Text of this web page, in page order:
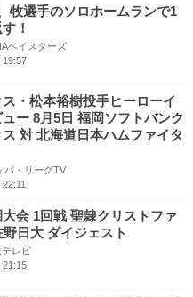
牧選手のソロホームランで1
！
ベイスターズ
19:57
・松本裕樹投手ヒーローイ
ュー 8月5日 福岡ソフトバンク
対 北海道日本ハムファイタ
パ・リーグTV
会 1回戦 聖隷クリストファ
日大 ダイジェスト
レビ
21:15